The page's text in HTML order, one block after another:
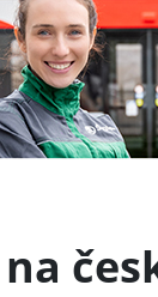
na